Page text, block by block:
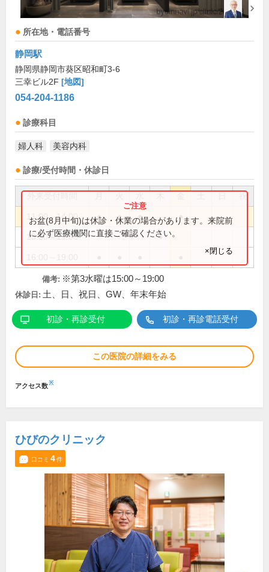
所在地・電話番号
静岡駅
静岡県静岡市葵区昭和町3-6
三幸ビル2F [地図]
054-204-1186
診療科目
婦人科 美容内科
診療/受付時間・休診日
祝
11:00～14:00 ● ● ● ●
15:00～19:00 ●
お盆(8月中旬)は休診・休業の場合があります。来院前
に必ず医療機関に直接ご確認ください。
×閉じる
備考: ※第3水曜は15:00～19:00
休診日: 土、日、祝日、GW、年末年始
初診・再診受付 初診・再診電話受付
この医院の詳細をみる
アクセス数※
ひびのクリニック
口コミ 4件